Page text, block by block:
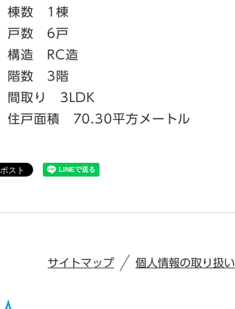
棟数 1棟
戸数 6戸
構造 RC造
階数 3階
間取り 3LDK
住戸面積 70.30平方メートル
サイトマップ 個人情報の取り扱い